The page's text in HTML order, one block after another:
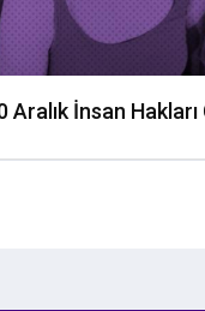
Aralık İnsan Hakları